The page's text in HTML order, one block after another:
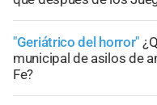
"Geriátrico del horror"
municipal de asilos de
Fe?